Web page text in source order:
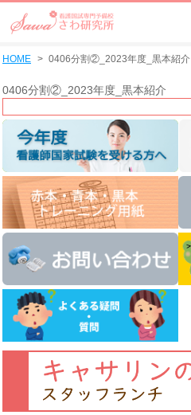
HOME 0406分割②_2023年度_黒本紹介
0406分割②_2023年度_黒本紹介